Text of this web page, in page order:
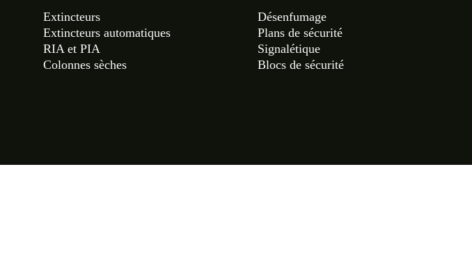
Extincteurs
Extincteurs automatiques
RIA et PIA
Colonnes sèches
Désenfumage
Plans de sécurité
Signalétique
Blocs de sécurité